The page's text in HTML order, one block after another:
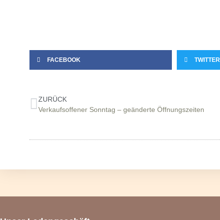
FACEBOOK TWITTER
ZURÜCK
Verkaufsoffener Sonntag – geänderte Öffnungszeiten